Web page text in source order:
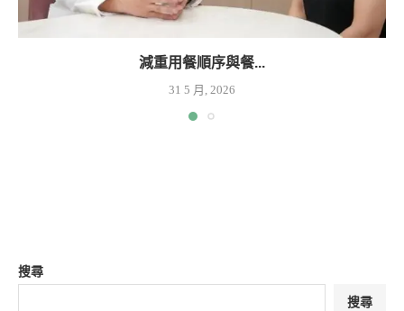
減重用餐順序與餐...
31 5 月, 2026
搜尋
搜尋